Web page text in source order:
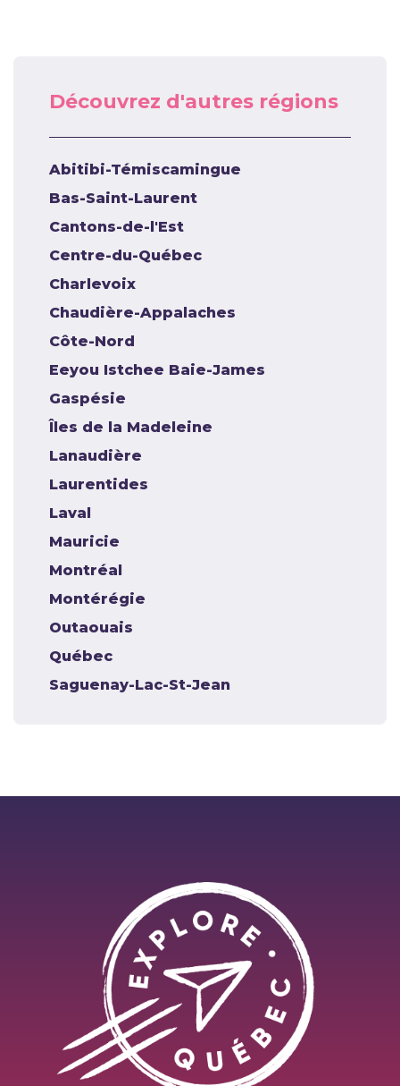
Découvrez d'autres régions
Abitibi-Témiscamingue
Bas-Saint-Laurent
Cantons-de-l'Est
Centre-du-Québec
Charlevoix
Chaudière-Appalaches
Côte-Nord
Eeyou Istchee Baie-James
Gaspésie
Îles de la Madeleine
Lanaudière
Laurentides
Laval
Mauricie
Montréal
Montérégie
Outaouais
Québec
Saguenay-Lac-St-Jean